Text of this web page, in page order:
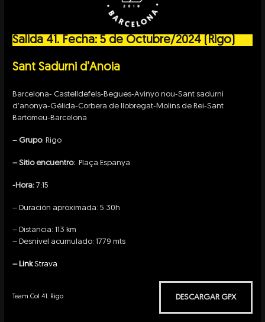
Salida 41. Fecha: 5 de Octubre/2024 (Rigo)
Sant Sadurni d’Anoia
Barcelona- Castelldefels-Begues-Avinyo nou-Sant sadurni
d’anonya-Gélida-Corbera de llobregat-Molins de Rei-Sant
Bartomeu-Barcelona
–Grupo: Rigo
– Sitio encuentro: Plaça Espanya
-Hora: 7:15
– Duración aproximada: 5:30h
– Distancia: 113 km
– Desnivel acumulado: 1779 mts
– LinkStrava
Team Col 41. Rigo DESCARGAR GPX